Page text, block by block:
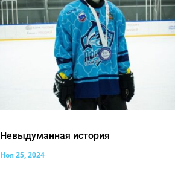
Невыдуманная история
Ноя 25, 2024